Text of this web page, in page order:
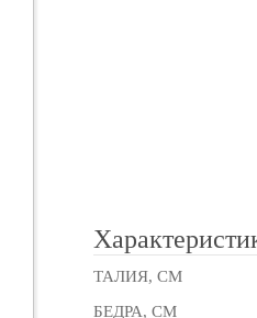
ТАЛИЯ, СМ
БЕДРА, СМ